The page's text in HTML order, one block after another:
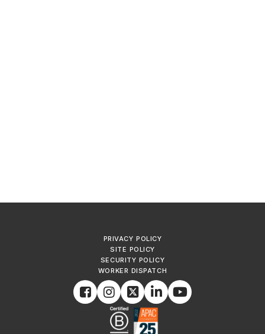
PRIVACY POLICY
SITE POLICY
SECURITY POLICY
WORKER DISPATCH